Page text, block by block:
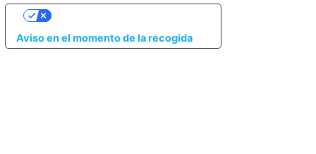
Aviso en el momento de la recogida